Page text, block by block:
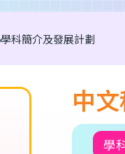
學科簡介及發展計劃
中
學